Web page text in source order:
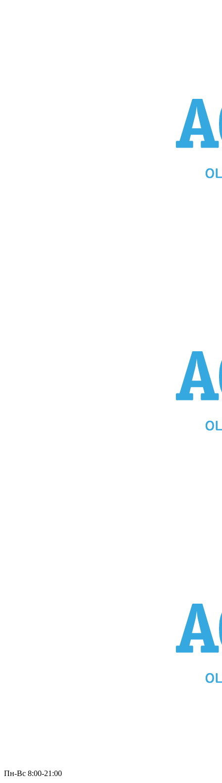
Пн-Вс 8:00-21:00